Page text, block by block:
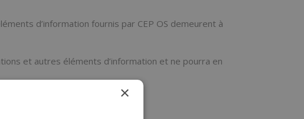
d’information fournis par CEP OS demeurent à
et autres éléments d’information et ne pourra en
×